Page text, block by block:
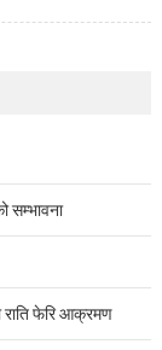
सम्भावना
राति फेरि आक्रमण